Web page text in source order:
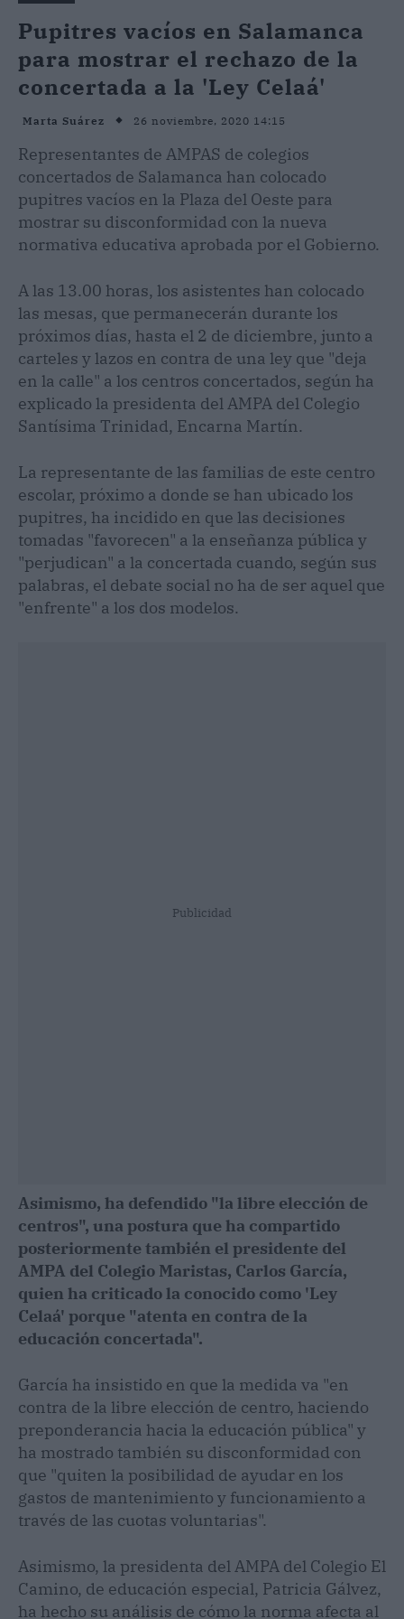
Pupitres vacíos en Salamanca
para mostrar el rechazo de la
concertada a la 'Ley Celaá'
Marta Suárez 26 noviembre, 2020 14:15
Representantes de AMPAS de colegios
concertados de Salamanca han colocado
pupitres vacíos en la Plaza del Oeste para
mostrar su disconformidad con la nueva
normativa educativa aprobada por el Gobierno.
A las 13.00 horas, los asistentes han colocado
las mesas, que permanecerán durante los
próximos días, hasta el 2 de diciembre, junto a
carteles y lazos en contra de una ley que "deja
en la calle" a los centros concertados, según ha
explicado la presidenta del AMPA del Colegio
Santísima Trinidad, Encarna Martín.
La representante de las familias de este centro
escolar, próximo a donde se han ubicado los
pupitres, ha incidido en que las decisiones
tomadas "favorecen" a la enseñanza pública y
"perjudican" a la concertada cuando, según sus
palabras, el debate social no ha de ser aquel que
"enfrente" a los dos modelos.
Publicidad
Asimismo, ha defendido "la libre elección de
centros", una postura que ha compartido
posteriormente también el presidente del
AMPA del Colegio Maristas, Carlos García,
quien ha criticado la conocido como 'Ley
Celaá' porque "atenta en contra de la
educación concertada".
García ha insistido en que la medida va "en
contra de la libre elección de centro, haciendo
preponderancia hacia la educación pública" y
ha mostrado también su disconformidad con
que "quiten la posibilidad de ayudar en los
gastos de mantenimiento y funcionamiento a
través de las cuotas voluntarias".
Asimismo, la presidenta del AMPA del Colegio El
Camino, de educación especial, Patricia Gálvez,
ha hecho su análisis de cómo la norma afecta al